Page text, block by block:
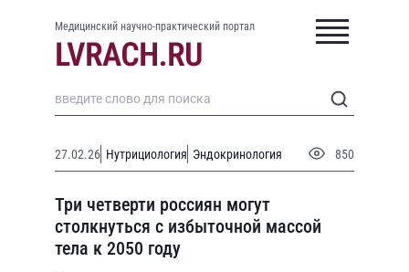
Медицинский научно-практический портал
27.02.26 Нутрициология Эндокринология 850
Три четверти россиян могут
столкнуться с избыточной массой
тела к 2050 году